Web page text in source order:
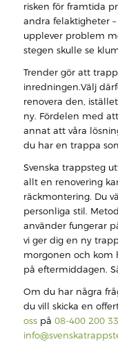
risken för framtida
andra felaktigheter
upplever problem
stegen skulle se
Trender gör att
inredningen.Välj
renovera den,
ny. Fördelen med
annat att våra
du har en trappa
Svenska trappsteg
allt en renovering
räckmontering. Du
personliga stil.
använder fungerar
vi ger dig en ny
morgonen och kom
på eftermiddagen.
Om du har några
du vill skicka en
osspå 08-400 200 33